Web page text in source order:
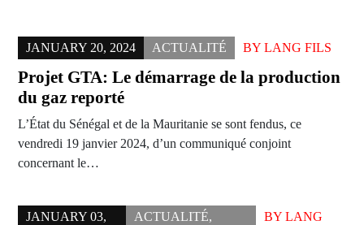
JANUARY 20, 2024 ACTUALITÉ BY LANG FILS
Projet GTA: Le démarrage de la production
du gaz reporté
L’État du Sénégal et de la Mauritanie se sont fendus, ce
vendredi 19 janvier 2024, d’un communiqué conjoint
concernant le…
JANUARY 03,
ACTUALITÉ,
BY LANG